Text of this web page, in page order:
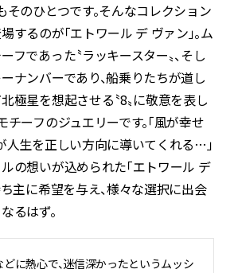
そのひとつです。そんなコレクション
するのが「エトワール デ ヴァン」。ム
フであった〝ラッキースター〟、そし
ナンバーであり、船乗りたちが道し
極星を想起させる〝8〟に敬意を表し
ーフのジュエリーです。「風が幸せ
人生を正しい方向に導いてくれる…」――
の想いが込められた「エトワール デ
ち主に希望を与え、様々な選択に出会
るはず。
に熱心で、迷信深かったというムッシ